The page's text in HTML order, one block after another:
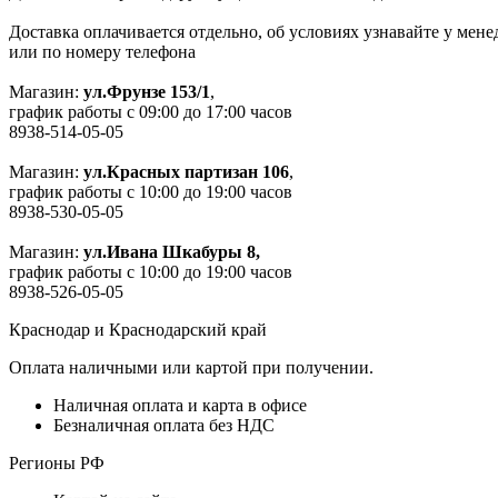
Доставка оплачивается отдельно, об условиях узнавайте у
или по номеру телефона
Магазин: ул.Фрунзе 153/1,
график работы с 09:00 до 17:00 часов
8938-514-05-05
Магазин: ул.Красных партизан 106,
график работы с 10:00 до 19:00 часов
8938-530-05-05
Магазин: ул.Ивана Шкабуры 8,
график работы с 10:00 до 19:00 часов
8938-526-05-05
Краснодар и Краснодарский край
Оплата наличными или картой при получении.
Наличная оплата и карта в офисе
Безналичная оплата без НДС
Регионы РФ